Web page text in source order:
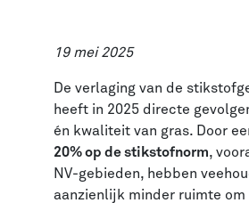
19 mei 2025
De verlaging van de
heeft in 2025 directe
én kwaliteit van gras. Door
20% op de stikstofnorm,
NV-gebieden, hebben
aanzienlijk minder ruimte om